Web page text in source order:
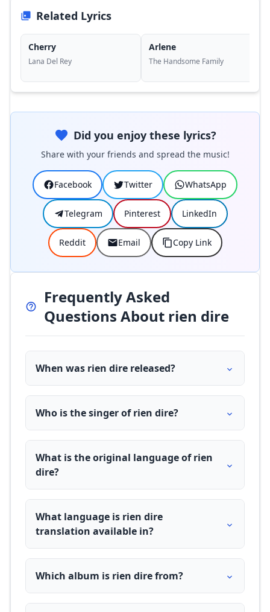
Related Lyrics
Cherry
Lana Del Rey
Arlene
The Handsome Family
Did you enjoy these lyrics?
Share with your friends and spread the music!
Facebook Twitter WhatsApp
Telegram Pinterest LinkedIn
Reddit Email Copy Link
Frequently Asked
Questions About rien dire
When was rien dire released?
Who is the singer of rien dire?
What is the original language of rien
dire?
What language is rien dire
translation available in?
Which album is rien dire from?